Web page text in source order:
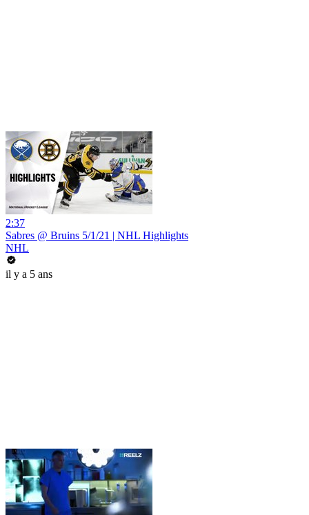
2:37
Sabres @ Bruins 5/1/21 | NHL Highlights
NHL
il y a 5 ans